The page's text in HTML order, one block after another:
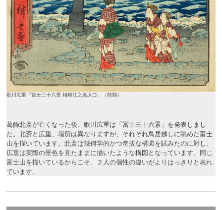
歌川広重「冨士三十六景 相模江之島入口」（前期）
葛飾北斎が亡くなった後、歌川広重は「冨士三十六景」を発表しまし
た。北斎と広重、場所は異なりますが、それぞれ鳥居越しに眺めた富士
山を描いています。北斎は幾何学的かつ奇抜な構図を試みたのに対し、
広重は実際の景色を見たままに描いたような構図となっています。同じ
富士山を描いているからこそ、２人の個性の違いがよりはっきりと表れ
ています。